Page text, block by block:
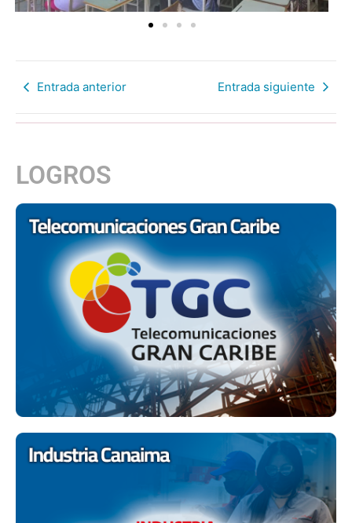
Entrada anterior Entrada siguiente
LOGROS